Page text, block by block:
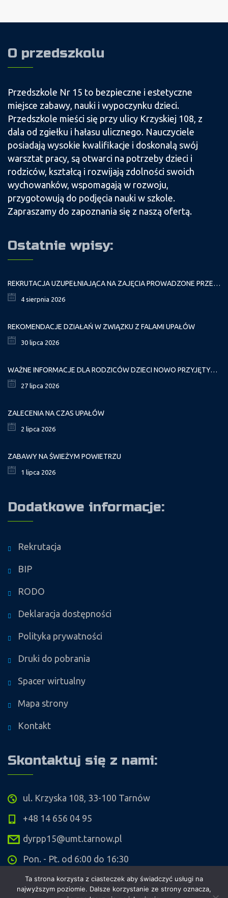
O przedszkolu
Przedszkole Nr 15 to bezpieczne i estetyczne
miejsce zabawy, nauki i wypoczynku dzieci.
Przedszkole mieści się przy ulicy Krzyskiej 108, z
dala od zgiełku i hałasu ulicznego. Nauczyciele
posiadają wysokie kwalifikacje i doskonalą swój
warsztat pracy, są otwarci na potrzeby dzieci i
rodziców, kształcą i rozwijają zdolności swoich
wychowanków, wspomagają w rozwoju,
przygotowują do podjęcia nauki w szkole.
Zapraszamy do zapoznania się z naszą ofertą.
Ostatnie wpisy:
REKRUTACJA UZUPEŁNIAJĄCA NA ZAJĘCIA PROWADZONE PRZEZ PAŁAC MŁODZIEŻY W ROKU SZKOLNYM 2026/2027
4 sierpnia 2026
REKOMENDACJE DZIAŁAŃ W ZWIĄZKU Z FALAMI UPAŁÓW
30 lipca 2026
WAŻNE INFORMACJE DLA RODZICÓW DZIECI NOWO PRZYJĘTYCH GR. I
27 lipca 2026
ZALECENIA NA CZAS UPAŁÓW
2 lipca 2026
ZABAWY NA ŚWIEŻYM POWIETRZU
1 lipca 2026
Dodatkowe informacje:
Rekrutacja
BIP
RODO
Deklaracja dostępności
Polityka prywatności
Druki do pobrania
Spacer wirtualny
Mapa strony
Kontakt
Skontaktuj się z nami:
ul. Krzyska 108, 33-100 Tarnów
+48 14 656 04 95
dyrpp15@umt.tarnow.pl
Pon. - Pt. od 6:00 do 16:30
Ta strona korzysta z ciasteczek aby świadczyć usługi na
najwyższym poziomie. Dalsze korzystanie ze strony oznacza,